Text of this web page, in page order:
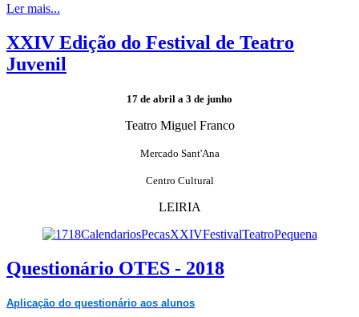
Ler mais...
XXIV Edição do Festival de Teatro
Juvenil
17 de abril a 3 de junho
Teatro Miguel Franco
Mercado Sant'Ana
Centro Cultural
LEIRIA
Questionário OTES - 2018
Aplicação do questionário aos alunos